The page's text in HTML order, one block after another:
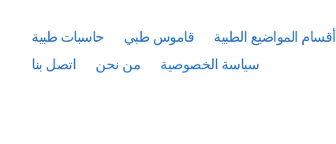
أقسام المواضيع الطبية قاموس طبي
حاسبات طبية
سياسة الخصوصية
من نحن اتصل بنا